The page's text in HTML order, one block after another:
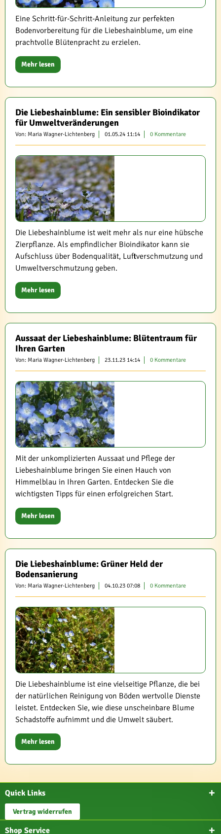
Eine Schritt-für-Schritt-Anleitung zur perfekten
Bodenvorbereitung für die Liebeshainblume, um eine
prachtvolle Blütenpracht zu erzielen.
Mehr lesen
Die Liebeshainblume: Ein sensibler Bioindikator
für Umweltveränderungen
Von: Maria Wagner-Lichtenberg 01.05.24 11:14 0 Kommentare
Die Liebeshainblume ist weit mehr als nur eine hübsche
Zierpflanze. Als empfindlicher Bioindikator kann sie
Aufschluss über Bodenqualität, Luftverschmutzung und
Umweltverschmutzung geben.
Mehr lesen
Aussaat der Liebeshainblume: Blütentraum für
Ihren Garten
Von: Maria Wagner-Lichtenberg 23.11.23 14:14 0 Kommentare
Mit der unkomplizierten Aussaat und Pflege der
Liebeshainblume bringen Sie einen Hauch von
Himmelblau in Ihren Garten. Entdecken Sie die
wichtigsten Tipps für einen erfolgreichen Start.
Mehr lesen
Die Liebeshainblume: Grüner Held der
Bodensanierung
Von: Maria Wagner-Lichtenberg 04.10.23 07:08 0 Kommentare
Die Liebeshainblume ist eine vielseitige Pflanze, die bei
der natürlichen Reinigung von Böden wertvolle Dienste
leistet. Entdecken Sie, wie diese unscheinbare Blume
Schadstoffe aufnimmt und die Umwelt säubert.
Mehr lesen
Quick Links
Vertrag widerrufen
Shop Service